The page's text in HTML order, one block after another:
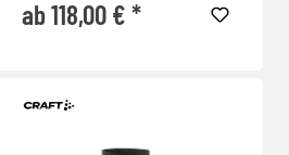
ab 118,00 € *